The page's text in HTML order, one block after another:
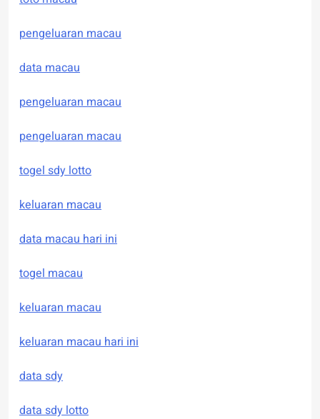
pengeluaran macau
data macau
pengeluaran macau
pengeluaran macau
togel sdy lotto
keluaran macau
data macau hari ini
togel macau
keluaran macau
keluaran macau hari ini
data sdy
data sdy lotto